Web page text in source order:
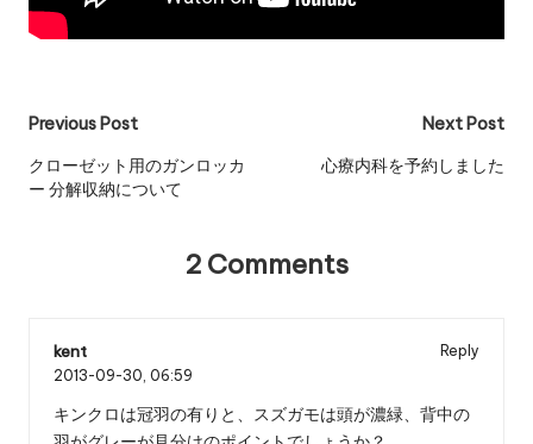
Post
navigation
Previous Post
クローゼット用のガンロッカ
ー 分解収納について
Next Post
心療内科を予約しました
2 Comments
kent
Reply
2013-09-30, 06:59
キンクロは冠羽の有りと、スズガモは頭が濃緑、背中の